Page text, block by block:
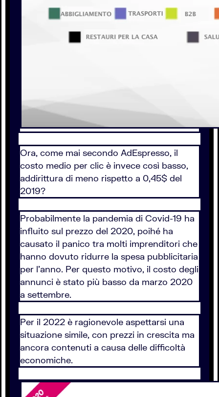
Ora, come mai secondo AdEspresso, il
costo medio per clic è invece così basso,
addirittura di meno rispetto a 0,45$ del
2019?
Probabilmente la pandemia di Covid-19 ha
influito sul prezzo del 2020, poihé ha
causato il panico tra molti imprenditori che
hanno dovuto ridurre la spesa pubblicitaria
per l'anno. Per questo motivo, il costo degli
annunci è stato più basso da marzo 2020
a settembre.
Per il 2022 è ragionevole aspettarsi una
situazione simile, con prezzi in crescita ma
ancora contenuti a causa delle difficoltà
economiche.